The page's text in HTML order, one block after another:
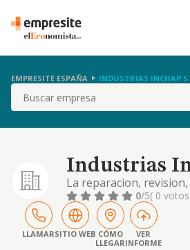
EMPRESITE ESPAÑA INDUSTRIAS INCHAP
Buscar
Industrias
La reparacion,
pintado de toda clase de
automoviles,
motocicletas y bicicletas.
0/5( 0
LLAMARSITIO WEB CÓMO
LLEGAR
VER
INFORME